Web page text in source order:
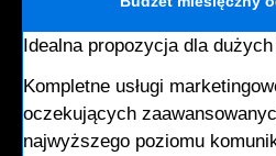
Idealna propozycja dla
Kompletne usługi
oczekujących
najwyższego poziomu